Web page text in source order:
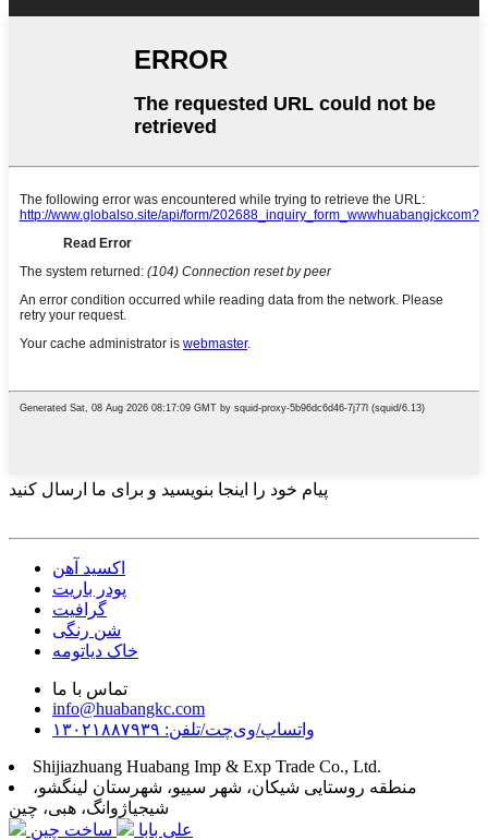
پیام خود را اینجا بنویسید و برای ما ارسال کنید
اکسید آهن
پودر باریت
گرافیت
شن رنگی
خاک دیاتومه
تماس با ما
info@huabangkc.com
واتساپ/وی‌چت/تلفن: ۱۳۰۲۱۸۸۷۹۳۹
Shijiazhuang Huabang Imp & Exp Trade Co., Ltd.
منطقه روستایی شیکان، شهر سییو، شهرستان لینگشو،
شیجیاژوانگ، هبی، چین
علی بابا
ساخت چین